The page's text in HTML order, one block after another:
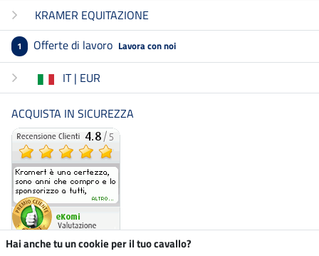
KRAMER EQUITAZIONE
1 Offerte di lavoro Lavora con noi
IT | EUR
ACQUISTA IN SICUREZZA
Hai anche tu un cookie per il tuo cavallo?